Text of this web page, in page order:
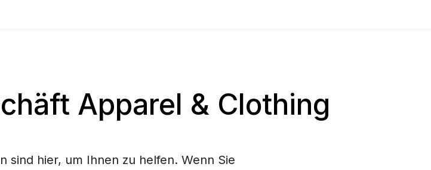
Apparel & Clothing
sind hier, um Ihnen zu helfen. Wenn Sie